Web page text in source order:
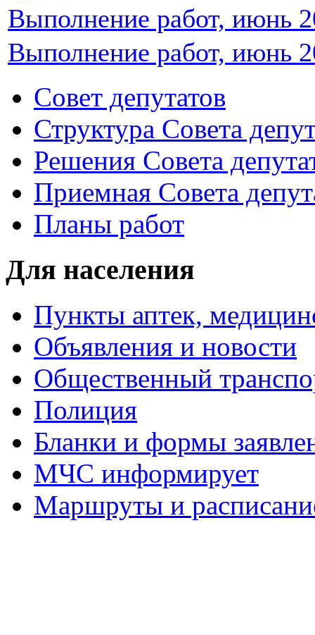
Выполнение работ, июнь
Выполнение работ, июнь
Совет депутатов
Структура Совета
Решения Совета
Приемная Совета
Планы работ
Для населения
Пункты аптек,
Объявления и новости
Общественный
Полиция
Бланки и формы
МЧС информирует
Маршруты и